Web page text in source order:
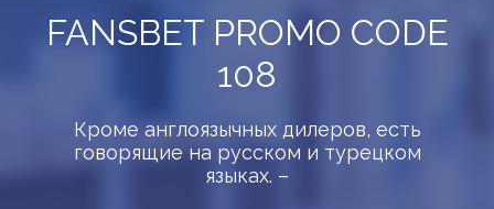
FANSBET PROMO CODE
108
Кроме англоязычных дилеров, есть
говорящие на русском и турецком
языках. –